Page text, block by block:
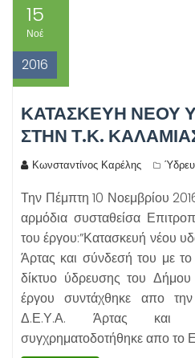
15
Νοέ
2016
ΚΑΤΑΣΚΕΥΉ ΝΈΟΥ
ΣΤΗΝ Τ.Κ.
Κωνσταντίνος Καρέλης
Την Πέμπτη 10 Νοεμβρίου
αρμόδια συσταθείσα
του έργου:”Κατασκευή νέου
Άρτας και σύνδεσή του με το
δίκτυο ύδρευσης του
έργου συντάχθηκε απο
Δ.Ε.Υ.Α. Άρτας και
συγχρηματοδοτήθηκε απο